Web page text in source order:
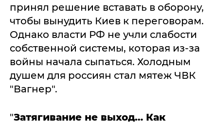
принял решение вставать в оборону,
чтобы вынудить Киев к переговорам.
Однако власти РФ не учли слабости
собственной системы, которая из-за
войны начала сыпаться. Холодным
душем для россиян стал мятеж ЧВК
"Вагнер".
"Затягивание не выход… Как